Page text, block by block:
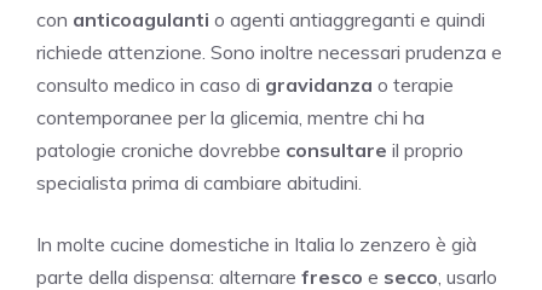
con anticoagulanti o agenti antiaggreganti e quindi
richiede attenzione. Sono inoltre necessari prudenza e
consulto medico in caso di gravidanza o terapie
contemporanee per la glicemia, mentre chi ha
patologie croniche dovrebbe consultare il proprio
specialista prima di cambiare abitudini.
In molte cucine domestiche in Italia lo zenzero è già
parte della dispensa: alternare fresco e secco , usarlo